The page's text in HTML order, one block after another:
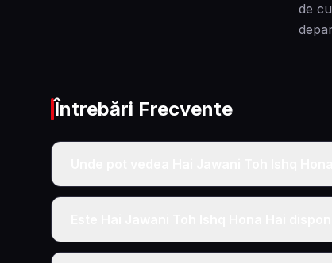
de
Întrebări Frecvente